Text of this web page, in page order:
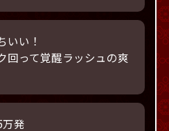
いい！
回って覚醒ラッシュの爽
発